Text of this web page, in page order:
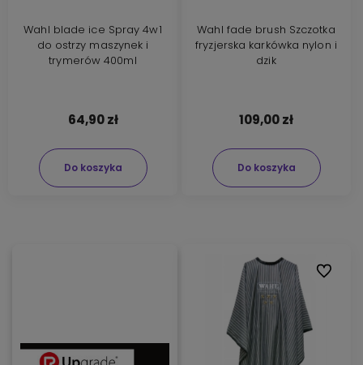
Wahl blade ice Spray 4w1
do ostrzy maszynek i
trymerów 400ml
64,90 zł
Do koszyka
Wahl fade brush Szczotka
fryzjerska karkówka nylon i
dzik
109,00 zł
Do koszyka
Do